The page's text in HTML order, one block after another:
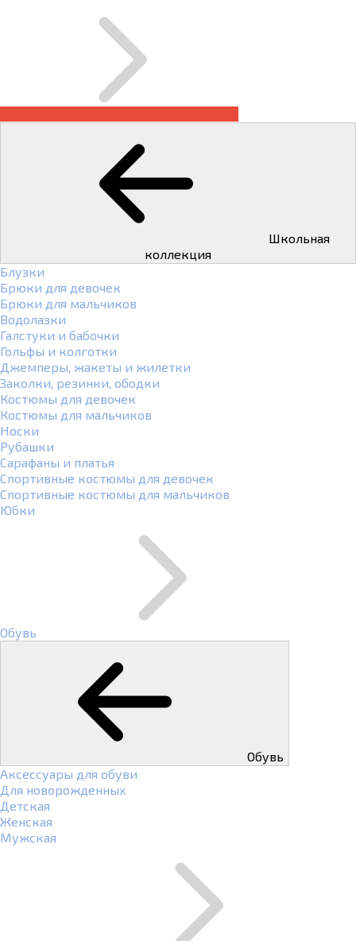
коллекция
Блузки
Брюки для девочек
Брюки для мальчиков
Водолазки
Галстуки и бабочки
Гольфы и колготки
Джемперы, жакеты и жилетки
Заколки, резинки, ободки
Костюмы для девочек
Костюмы для мальчиков
Носки
Рубашки
Сарафаны и платья
Спортивные костюмы для девочек
Спортивные костюмы для мальчиков
Юбки
Обувь
Обувь
Аксессуары для обуви
Для новорожденных
Детская
Женская
Мужская